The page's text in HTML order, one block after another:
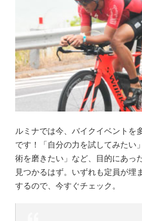
ルミナでは今、バイクイベントを
です！「自分の力を試してみたい
術を磨きたい」など、目的にあっ
見つかるはず。いずれも定員が埋
するので、今すぐチェック。